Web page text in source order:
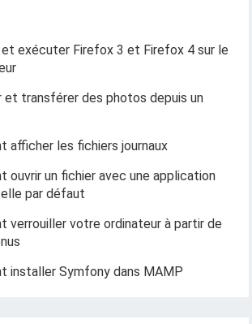
exécuter Firefox 3 et Firefox 4 sur le
et transférer des photos depuis un
afficher les fichiers journaux
ouvrir un fichier avec une application
par défaut
verrouiller votre ordinateur à partir de
installer Symfony dans MAMP